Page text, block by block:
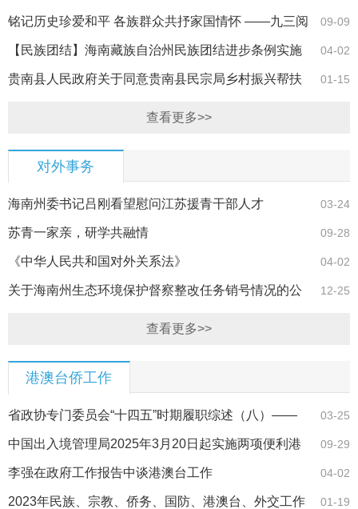
民族届分组讨论 09-09
铭记历史珍爱和平 各族群众共抒家国情怀 ——九三阅
兵在我县各… 04-02
【民族团结】海南藏族自治州民族团结进步条例实施
细则 01-15
贵南县人民政府关于同意贵南县民宗局乡村振兴帮扶
查看更多>>
对外事务
03-24
海南州委书记吕刚看望慰问江苏援青干部人才
09-28
苏青一家亲，研学共融情
04-02
《中华人民共和国对外关系法》
12-25
关于海南州生态环境保护督察整改任务销号情况的公
查看更多>>
港澳台侨工作
03-25
省政协专门委员会“十四五”时期履职综述（八）——
聚焦港澳 … 09-29
中国出入境管理局2025年3月20日起实施两项便利港
澳台居民在内… 04-02
李强在政府工作报告中谈港澳台工作
01-19
2023年民族、宗教、侨务、国防、港澳台、外交工作